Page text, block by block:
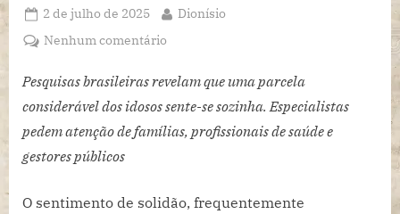
Posted
on
2 de julho de 2025 By
Dionísio
Nenhum comentário
entre
idosos
torna
saúde
Pesquisas brasileiras revelam que uma parcela
considerável dos idosos sente-se sozinha. Especialistas
pedem atenção de famílias, profissionais de saúde e
gestores públicos
O sentimento de solidão, frequentemente